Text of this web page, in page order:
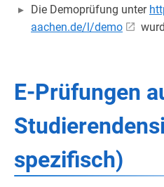
Die Demoprüfung unter
aachen.de/l/demo
E-Prüfungen
spezifisch)